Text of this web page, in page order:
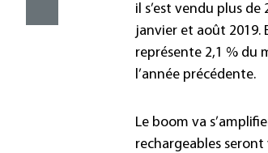
il s’est vendu plus
janvier et août 2019.
représente 2,1 % du
l’année précédente.
Le boom va
rechargeables